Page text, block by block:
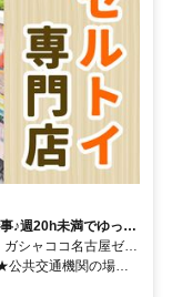
♪週20h未満でゆった
由シャココ名古屋ゼロ
公共交通機関の場合